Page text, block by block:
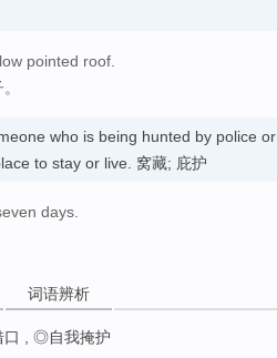
pointed roof.
who is being hunted by police or
to stay or live. 窝藏; 庇护
days.
词语辨析
口 , ◎自我掩护